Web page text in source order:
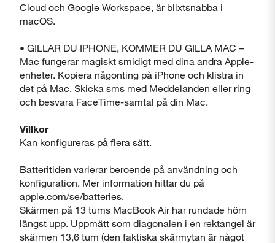
Cloud och Google Workspace, är blixtsnabba i
macOS.
• GILLAR DU IPHONE, KOMMER DU GILLA MAC –
Mac fungerar magiskt smidigt med dina andra Apple-
enheter. Kopiera någonting på iPhone och klistra in
det på Mac. Skicka sms med Meddelanden eller ring
och besvara FaceTime-samtal på din Mac.
Villkor
Kan konfigureras på flera sätt.
Batteritiden varierar beroende på användning och
konfiguration. Mer information hittar du på
apple.com/se/batteries.
Skärmen på 13 tums MacBook Air har rundade hörn
längst upp. Uppmätt som diagonalen i en rektangel är
skärmen 13,6 tum (den faktiska skärmytan är något